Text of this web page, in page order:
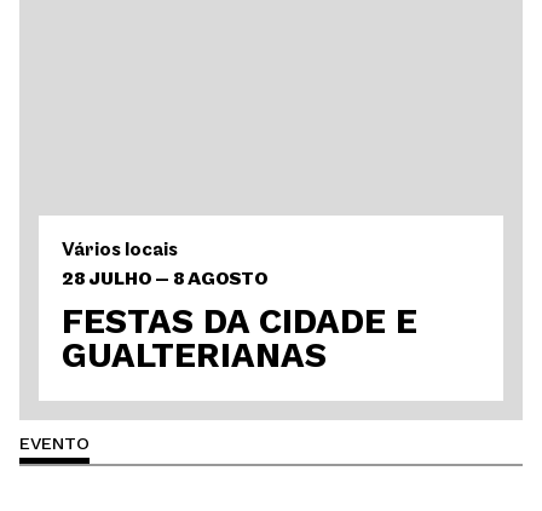
Vários locais
28 JULHO — 8 AGOSTO
FESTAS DA CIDADE E
GUALTERIANAS
EVENTO